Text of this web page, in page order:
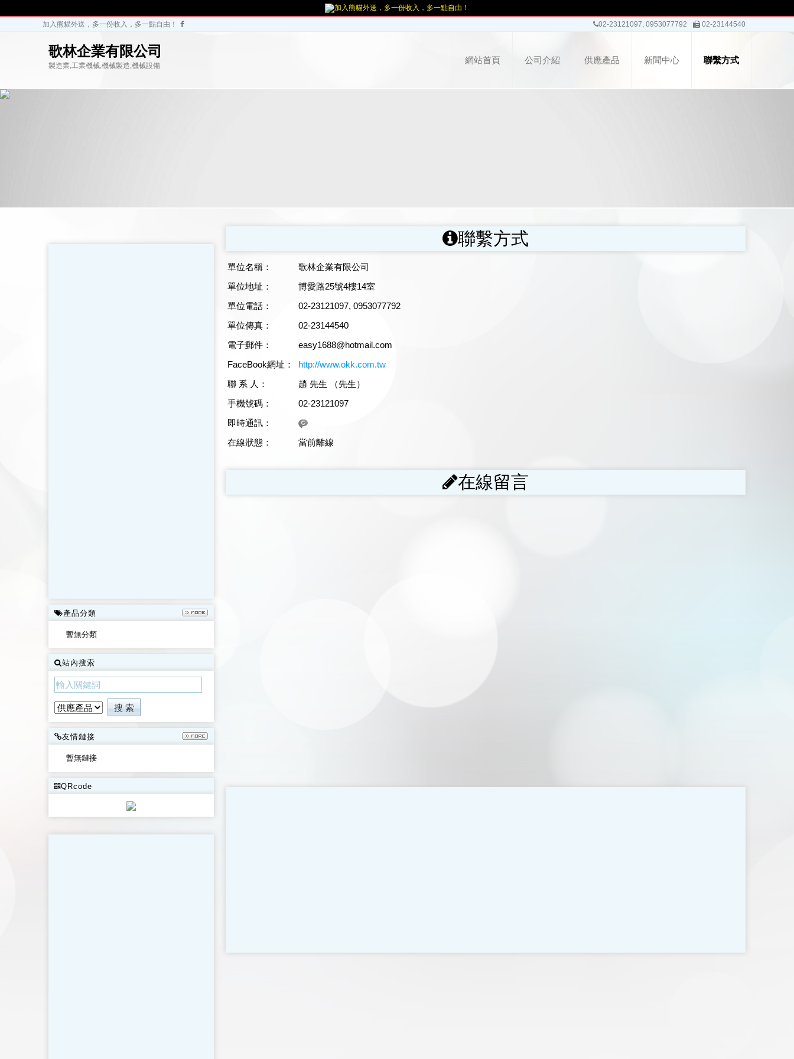
加入熊貓外送，多一份收入，多一點自由！
加入熊貓外送，多一份收入，多一點自由！
02-23144540
02-23121097, 0953077792
歌林企業有限公司
製造業,工業機械,機械製造,機械設備
網站首頁 公司介紹 供應產品 新聞中心 聯繫方式
產品分類
暫無分類
站內搜索
友情鏈接
暫無鏈接
QRcode
聯繫方式
單位名稱：
歌林企業有限公司
單位地址：
博愛路25號4樓14室
單位電話：
02-23121097, 0953077792
單位傳真：
02-23144540
電子郵件：
easy1688@hotmail.com
FaceBook網址：
http://www.okk.com.tw
聯 系 人：
趙 先生 （先生）
手機號碼：
02-23121097
即時通訊：
在線狀態：
當前離線
在線留言